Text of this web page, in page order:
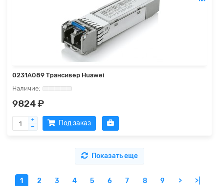
0231A089 Трансивер Huawei
9824 ₽
Под заказ
Показать еще
1 2 3 4 5 6 7 8 9 > >|